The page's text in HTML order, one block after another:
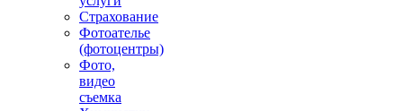
Страхование
Фотоателье
(фотоцентры)
Фото,
видео
съемка